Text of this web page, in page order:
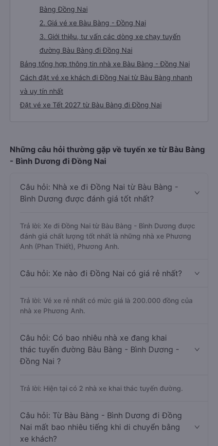
Bàng Đồng Nai
2. Giá vé xe Bàu Bàng - Đồng Nai
3. Giới thiệu, tư vấn các dòng xe chạy tuyến
đường Bàu Bàng đi Đồng Nai
Bảng tổng hợp thông tin nhà xe Bàu Bàng - Đồng Nai
Cách đặt vé xe khách đi Đồng Nai từ Bàu Bàng nhanh
và uy tín nhất
Đặt vé xe Tết 2027 từ Bàu Bàng đi Đồng Nai
Những câu hỏi thường gặp về tuyến xe từ Bàu Bàng
- Bình Dương đi Đồng Nai
Câu hỏi: Nhà xe đi Đồng Nai từ Bàu Bàng -
Bình Dương được đánh giá tốt nhất?
Trả lời: Xe đi Đồng Nai từ Bàu Bàng - Bình Dương được
đánh giá chất lượng tốt nhất là những nhà xe Phương
Anh (Phan Thiết), Phương Anh.
Câu hỏi: Xe nào đi Đồng Nai có giá rẻ nhất?
Trả lời: Vé xe rẻ nhất có mức giá là 200.000 đồng của
nhà xe Phương Anh.
Câu hỏi: Có bao nhiêu nhà xe đang khai
thác tuyến đường Bàu Bàng - Bình Dương -
Đồng Nai ?
Trả lời: Hiện tại có 2 nhà xe khai thác tuyến đường.
Câu hỏi: Từ Bàu Bàng - Bình Dương đi Đồng
Nai mất bao nhiêu tiếng khi di chuyển bằng
xe khách?